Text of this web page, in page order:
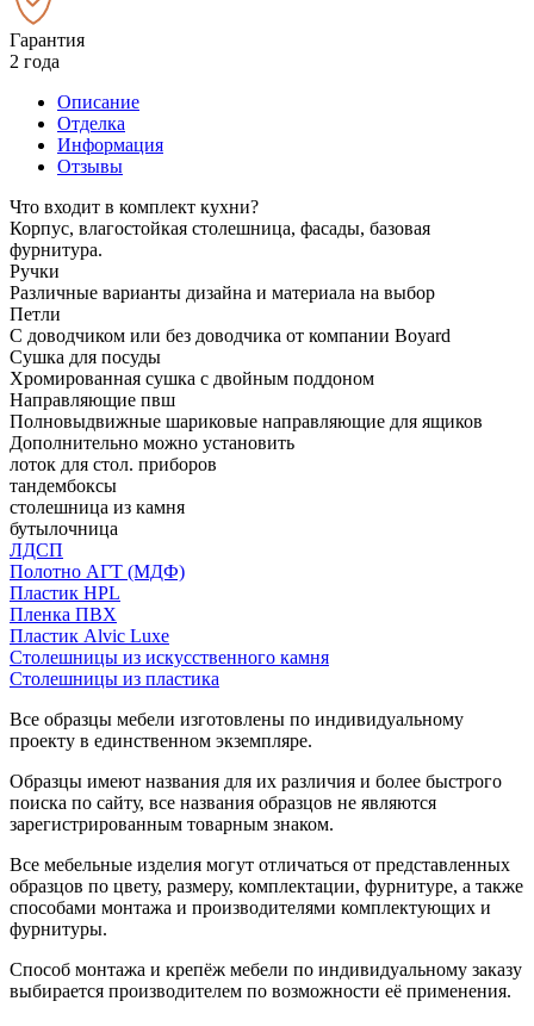
Гарантия
2 года
Описание
Отделка
Информация
Отзывы
Что входит в комплект кухни?
Корпус, влагостойкая столешница, фасады, базовая
фурнитура.
Ручки
Различные варианты дизайна и материала на выбор
Петли
С доводчиком или без доводчика от компании Boyard
Сушка для посуды
Хромированная сушка с двойным поддоном
Направляющие пвш
Полновыдвижные шариковые направляющие для ящиков
Дополнительно можно установить
лоток для стол. приборов
тандембоксы
столешница из камня
бутылочница
ЛДСП
Полотно АГТ (МДФ)
Пластик HPL
Пленка ПВХ
Пластик Alvic Luxe
Столешницы из искусственного камня
Столешницы из пластика
Все образцы мебели изготовлены по индивидуальному
проекту в единственном экземпляре.
Образцы имеют названия для их различия и более быстрого
поиска по сайту, все названия образцов не являются
зарегистрированным товарным знаком.
Все мебельные изделия могут отличаться от представленных
образцов по цвету, размеру, комплектации, фурнитуре, а также
способами монтажа и производителями комплектующих и
фурнитуры.
Способ монтажа и крепёж мебели по индивидуальному заказу
выбирается производителем по возможности её применения.